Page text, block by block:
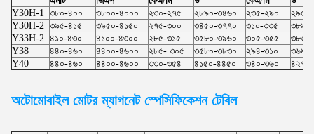
Y30H-1 ৩৮০-৪০০ ৩৮০০-৪০০০ ২৩০-২৭৫ ২৮৯০-৩৪৬০ ২৩৫-২৯০
Y30H-2 ৩৯৫-৪১৫ ৩৯৫০-৪১৫০ ২৭৫-৩০০ ৩৪৫০-৩৭৭০ ৩১০-৩৩৫
Y33H-2 ৪১০-৪৩০ ৪১০০-৪৩০০ ২৮৫-৩১৫ ৩৫৮০-৩৯৬০ ৩০৫-৩৫৫
Y38
৪৪০-৪৬০ ৪৪০০-৪৬০০ ২৮৫- ৩০৫ ৩৫৮০-৩৮৩০ ২৯৪-৩১০
Y40
৪৪০-৪৬০ ৪৪০০-৪৬০০ ৩৩০-৩৫৪ ৪১৫০-৪৪৫০ ৩৪০-৩৬০
অটোমোবাইল মোটর ম্যাগনেট স্পেসিফিকেশন টেবিল